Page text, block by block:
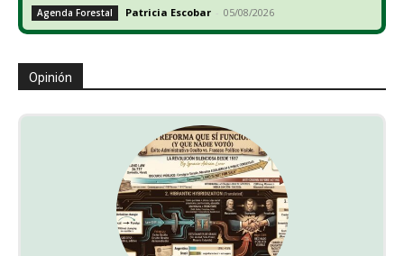
Agenda Forestal Patricia Escobar - 05/08/2026
Opinión